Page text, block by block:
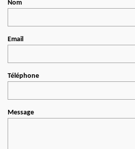
Nom
Email
Téléphone
Message